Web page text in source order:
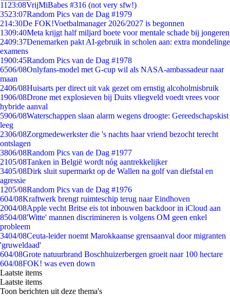
11 23:08VrijMiBabes #316 (not very sfw!)
3523:07Random Pics van de Dag #1979
214:30De FOK!Voetbalmanager 2026/2027 is begonnen
1309:40Meta krijgt half miljard boete voor mentale schade bij jongeren
2409:37Denemarken pakt AI-gebruik in scholen aan: extra mondelinge
examens
1900:45Random Pics van de Dag #1978
6506/08Onlyfans-model met G-cup wil als NASA-ambassadeur naar
maan
2406/08Huisarts per direct uit vak gezet om ernstig alcoholmisbruik
1906/08Drone met explosieven bij Duits vliegveld voedt vrees voor
hybride aanval
5906/08Waterschappen slaan alarm wegens droogte: Gereedschapskist
leeg
2306/08Zorgmedewerkster die 's nachts haar vriend bezocht terecht
ontslagen
3806/08Random Pics van de Dag #1977
2105/08Tanken in België wordt nóg aantrekkelijker
3405/08Dirk sluit supermarkt op de Wallen na golf van diefstal en
agressie
1205/08Random Pics van de Dag #1976
604/08Kraftwerk brengt ruimteschip terug naar Eindhoven
2004/08Apple vecht Britse eis tot inbouwen backdoor in iCloud aan
8504/08'Witte' mannen discrimineren is volgens OM geen enkel
probleem
3404/08Ceuta-leider noemt Marokkaanse grensaanval door migranten
'gruweldaad'
604/08Grote natuurbrand Boschhuizerbergen groeit naar 100 hectare
604/08FOK! was even down
Laatste items
Laatste items
Toon berichten uit deze thema's